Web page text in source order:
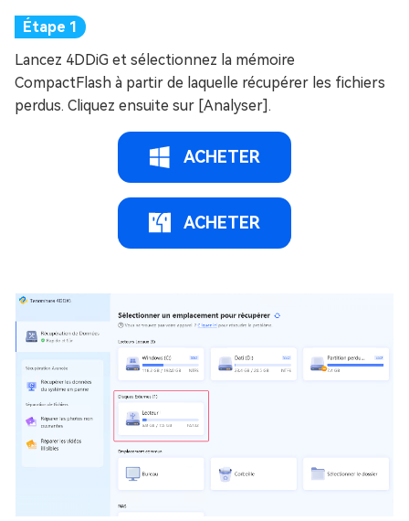
Lancez 4DDiG et sélectionnez la mémoire
CompactFlash à partir de laquelle récupérer les fichiers
perdus. Cliquez ensuite sur [Analyser].
ACHETER
ACHETER